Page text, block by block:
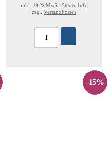
inkl. 19 % MwSt. Steuer-Info
zzgl. Versandkosten
-15%